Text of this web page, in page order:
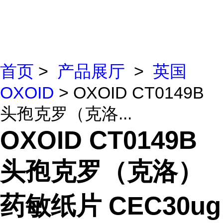
首页 > 产品展厅 > 英国
OXOID > OXOID CT0149B
头孢克罗（克洛...
OXOID CT0149B
头孢克罗（克洛）
药敏纸片 CEC30ug